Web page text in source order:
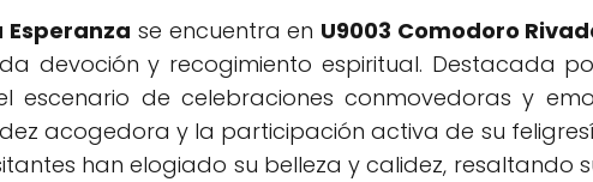
Esperanza se encuentra en U9003 Comodoro
devoción y recogimiento espiritual. Destacada
escenario de celebraciones conmovedoras y
acogedora y la participación activa de su
han elogiado su belleza y calidez, resaltando